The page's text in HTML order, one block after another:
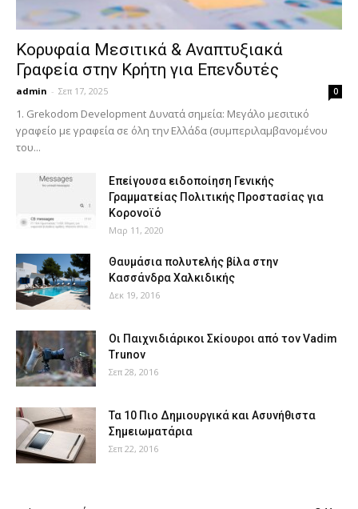
Κορυφαία Μεσιτικά & Αναπτυξιακά
Γραφεία στην Κρήτη για Επενδυτές
admin - Σεπ 17, 2025 0
1. Grekodom Development Δυνατά σημεία: Μεγάλο μεσιτικό
γραφείο με γραφεία σε όλη την Ελλάδα (συμπεριλαμβανομένου
του...
Επείγουσα ειδοποίηση Γενικής
Γραμματείας Πολιτικής Προστασίας για
Κορονοϊό
Μαρ 11, 2020
Θαυμάσια πολυτελής βίλα στην
Κασσάνδρα Χαλκιδικής
Δεκ 19, 2016
Οι Παιχνιδιάρικοι Σκίουροι από τον Vadim
Trunov
Σεπ 28, 2016
Τα 10 Πιο Δημιουργικά και Ασυνήθιστα
Σημειωματάρια
Σεπ 22, 2016